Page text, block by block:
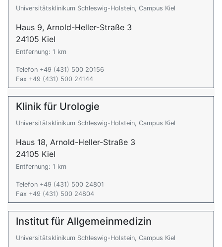
Universitätsklinikum Schleswig-Holstein, Campus Kiel
Haus 9, Arnold-Heller-Straße 3
24105 Kiel
Entfernung: 1 km
Telefon +49 (431) 500 20156
Fax +49 (431) 500 24144
Klinik für Urologie
Universitätsklinikum Schleswig-Holstein, Campus Kiel
Haus 18, Arnold-Heller-Straße 3
24105 Kiel
Entfernung: 1 km
Telefon +49 (431) 500 24801
Fax +49 (431) 500 24804
Institut für Allgemeinmedizin
Universitätsklinikum Schleswig-Holstein, Campus Kiel